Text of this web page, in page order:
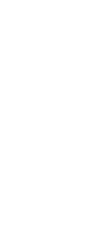
Automotive
i en